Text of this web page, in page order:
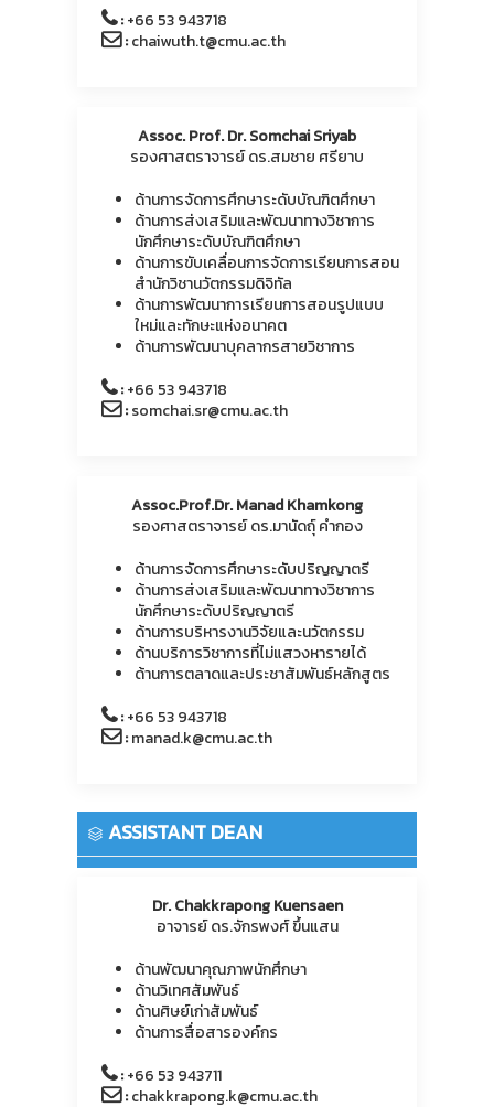
:+66 53 943718
:chaiwuth.t@cmu.ac.th
Assoc. Prof. Dr. Somchai Sriyab
รองศาสตราจารย์ ดร.สมชาย ศรียาบ
ด้านการจัดการศึกษาระดับบัณฑิตศึกษา
ด้านการส่งเสริมและพัฒนาทางวิชาการ
นักศึกษาระดับบัณฑิตศึกษา
ด้านการขับเคลื่อนการจัดการเรียนการสอน
สำนักวิชานวัตกรรมดิจิทัล
ด้านการพัฒนาการเรียนการสอนรูปแบบ
ใหม่และทักษะแห่งอนาคต
ด้านการพัฒนาบุคลากรสายวิชาการ
:+66 53 943718
:somchai.sr@cmu.ac.th
Assoc.Prof.Dr. Manad Khamkong
รองศาสตราจารย์ ดร.มานัดถุ์ คำกอง
ด้านการจัดการศึกษาระดับปริญญาตรี
ด้านการส่งเสริมและพัฒนาทางวิชาการ
นักศึกษาระดับปริญญาตรี
ด้านการบริหารงานวิจัยและนวัตกรรม
ด้านบริการวิชาการที่ไม่แสวงหารายได้
ด้านการตลาดและประชาสัมพันธ์หลักสูตร
:+66 53 943718
:manad.k@cmu.ac.th
ASSISTANT DEAN
Dr. Chakkrapong Kuensaen
อาจารย์ ดร.จักรพงศ์ ขึ้นแสน
ด้านพัฒนาคุณภาพนักศึกษา
ด้านวิเทศสัมพันธ์
ด้านศิษย์เก่าสัมพันธ์
ด้านการสื่อสารองค์กร
:+66 53 943711
:chakkrapong.k@cmu.ac.th